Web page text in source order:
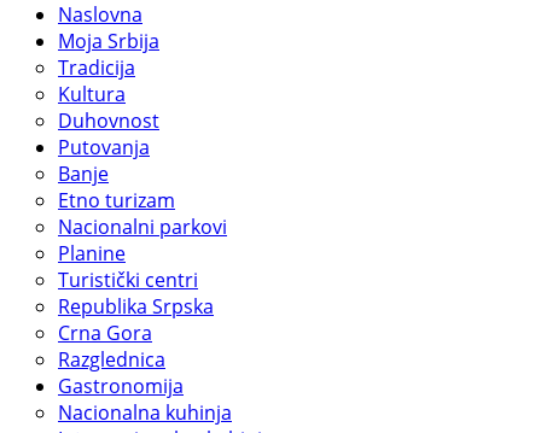
Naslovna
Moja Srbija
Tradicija
Kultura
Duhovnost
Putovanja
Banje
Etno turizam
Nacionalni parkovi
Planine
Turistički centri
Republika Srpska
Crna Gora
Razglednica
Gastronomija
Nacionalna kuhinja